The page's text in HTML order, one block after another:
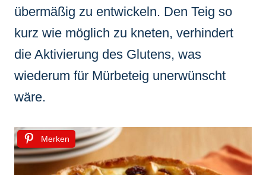
übermäßig zu entwickeln. Den Teig so
kurz wie möglich zu kneten, verhindert
die Aktivierung des Glutens, was
wiederum für Mürbeteig unerwünscht
wäre.
Merken